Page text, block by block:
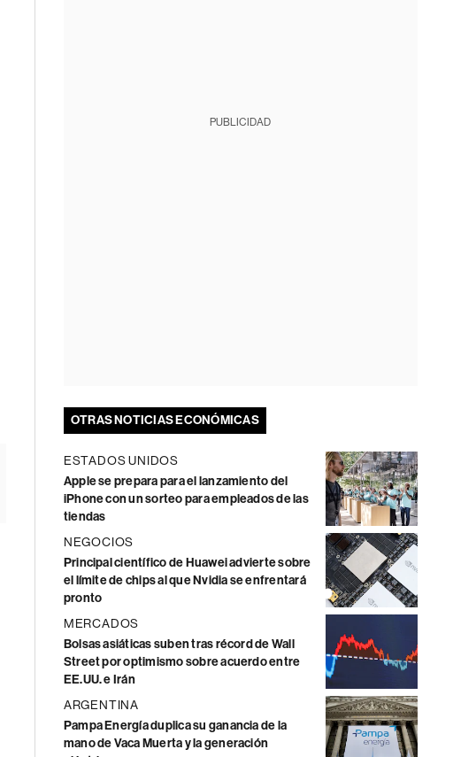
PUBLICIDAD
OTRAS NOTICIAS ECONÓMICAS
ESTADOS UNIDOS
Apple se prepara para el lanzamiento del
iPhone con un sorteo para empleados de las
tiendas
NEGOCIOS
Principal científico de Huawei advierte sobre
el límite de chips al que Nvidia se enfrentará
pronto
MERCADOS
Bolsas asiáticas suben tras récord de Wall
Street por optimismo sobre acuerdo entre
EE.UU. e Irán
ARGENTINA
Pampa Energía duplica su ganancia de la
mano de Vaca Muerta y la generación